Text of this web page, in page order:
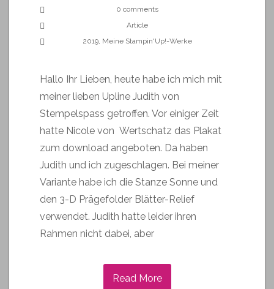
0 comments
Article
2019, Meine Stampin'Up!-Werke
Hallo Ihr Lieben, heute habe ich mich mit
meiner lieben Upline Judith von
Stempelspass getroffen. Vor einiger Zeit
hatte Nicole von Wertschatz das Plakat
zum download angeboten. Da haben
Judith und ich zugeschlagen. Bei meiner
Variante habe ich die Stanze Sonne und
den 3-D Prägefolder Blätter-Relief
verwendet. Judith hatte leider ihren
Rahmen nicht dabei, aber
Read More